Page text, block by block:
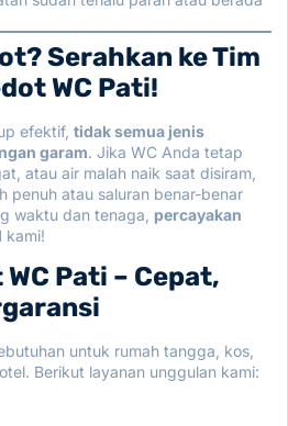
Serahkan ke Tim
WC Pati!
efektif, tidak semua jenis
garam. Jika WC Anda tetap
atau air malah naik saat disiram,
penuh atau saluran benar-benar
waktu dan tenaga, percayakan
kami!
Pati – Cepat,
untuk rumah tangga, kos,
Berikut layanan unggulan kami: